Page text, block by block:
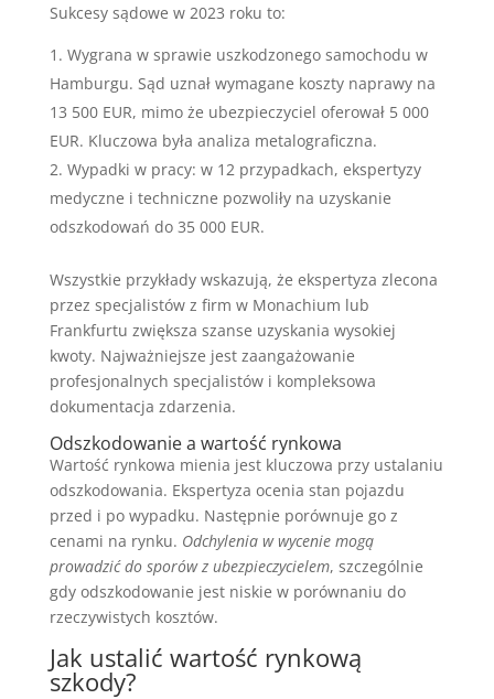
Sukcesy sądowe w 2023 roku to:
Wygrana w sprawie uszkodzonego samochodu w
Hamburgu. Sąd uznał wymagane koszty naprawy na
13 500 EUR, mimo że ubezpieczyciel oferował 5 000
EUR. Kluczowa była analiza metalograficzna.
Wypadki w pracy: w 12 przypadkach, ekspertyzy
medyczne i techniczne pozwoliły na uzyskanie
odszkodowań do 35 000 EUR.
Wszystkie przykłady wskazują, że ekspertyza zlecona
przez specjalistów z firm w Monachium lub
Frankfurtu zwiększa szanse uzyskania wysokiej
kwoty. Najważniejsze jest zaangażowanie
profesjonalnych specjalistów i kompleksowa
dokumentacja zdarzenia.
Odszkodowanie a wartość rynkowa
Wartość rynkowa mienia jest kluczowa przy ustalaniu
odszkodowania. Ekspertyza ocenia stan pojazdu
przed i po wypadku. Następnie porównuje go z
cenami na rynku. Odchylenia w wycenie mogą
prowadzić do sporów z ubezpieczycielem, szczególnie
gdy odszkodowanie jest niskie w porównaniu do
rzeczywistych kosztów.
Jak ustalić wartość rynkową
szkody?